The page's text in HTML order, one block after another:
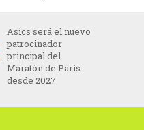
Asics será el nuevo
patrocinador
principal del
Maratón de París
desde 2027